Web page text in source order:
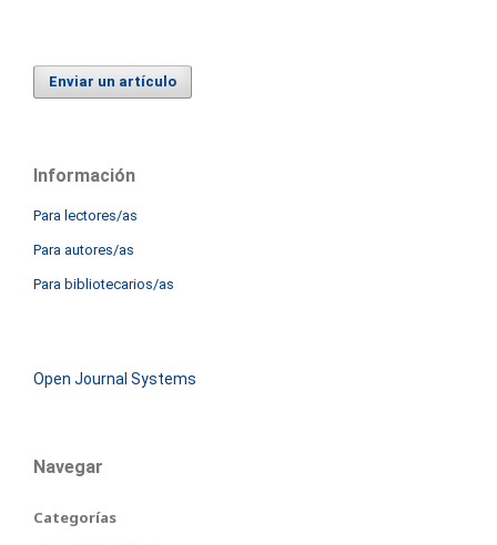
Enviar un artículo
Información
Para lectores/as
Para autores/as
Para bibliotecarios/as
Open Journal Systems
Navegar
Categorías